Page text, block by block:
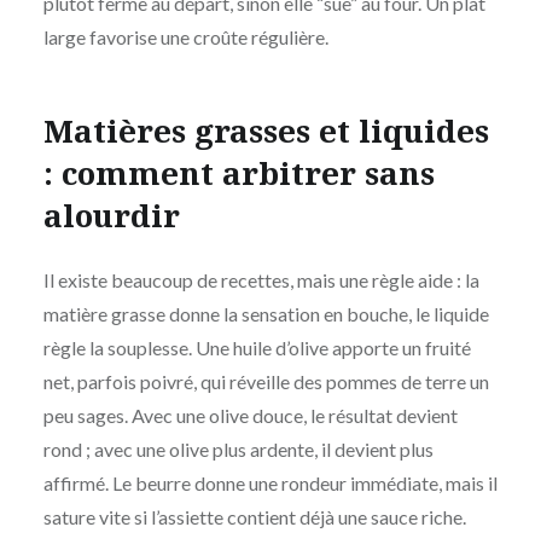
large favorise une croûte régulière.
Matières grasses et liquides
: comment arbitrer sans
alourdir
Il existe beaucoup de recettes, mais une règle aide : la
matière grasse donne la sensation en bouche, le liquide
règle la souplesse. Une huile d’olive apporte un fruité
net, parfois poivré, qui réveille des pommes de terre un
peu sages. Avec une olive douce, le résultat devient
rond ; avec une olive plus ardente, il devient plus
affirmé. Le beurre donne une rondeur immédiate, mais il
sature vite si l’assiette contient déjà une sauce riche.